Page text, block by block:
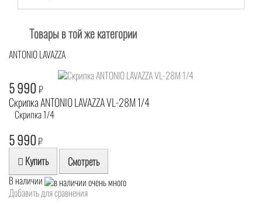
Товары в той же категории
ANTONIO LAVAZZA
5 990₽
Скрипка ANTONIO LAVAZZA VL-28M 1/4
Скрипка 1/4
5 990₽
Купить Смотреть
В наличии
Добавить для сравнения